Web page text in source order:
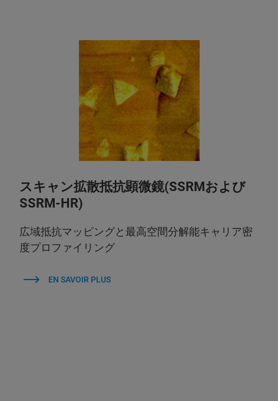
スキャン拡散抵抗顕微鏡(SSRMおよび
SSRM-HR)
広域抵抗マッピングと最高空間分解能キャリア密
度プロファイリング
EN SAVOIR PLUS